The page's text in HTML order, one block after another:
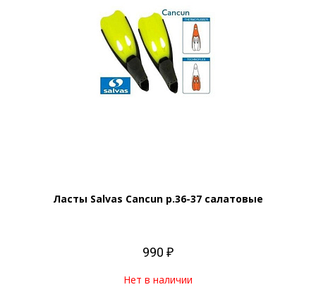
Ласты Salvas Cancun р.36-37 салатовые
990 ₽
Нет в наличии